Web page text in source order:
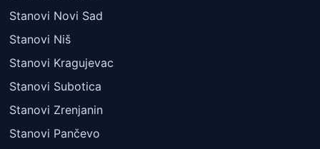
Stanovi Novi Sad
Stanovi Niš
Stanovi Kragujevac
Stanovi Subotica
Stanovi Zrenjanin
Stanovi Pančevo